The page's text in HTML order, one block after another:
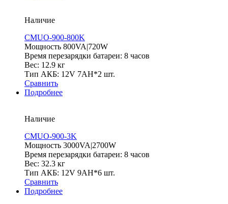
Наличие
CMUO-900-800K
Мощность 800VA|720W
Время перезарядки батареи: 8 часов
Вес: 12.9 кг
Тип АКБ: 12V 7AH*2 шт.
Сравнить
Подробнее
Наличие
CMUO-900-3K
Мощность 3000VA|2700W
Время перезарядки батареи: 8 часов
Вес: 32.3 кг
Тип АКБ: 12V 9AH*6 шт.
Сравнить
Подробнее